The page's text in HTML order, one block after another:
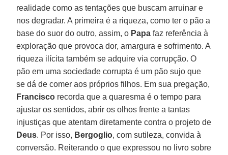
realidade como as tentações que buscam arruinar e
nos degradar. A primeira é a riqueza, como ter o pão a
base do suor do outro, assim, o Papa faz referência à
exploração que provoca dor, amargura e sofrimento. A
riqueza ilícita também se adquire via corrupção. O
pão em uma sociedade corrupta é um pão sujo que
se dá de comer aos próprios filhos. Em sua pregação,
Francisco recorda que a quaresma é o tempo para
ajustar os sentidos, abrir os olhos frente a tantas
injustiças que atentam diretamente contra o projeto de
Deus. Por isso, Bergoglio, com sutileza, convida à
conversão. Reiterando o que expressou no livro sobre